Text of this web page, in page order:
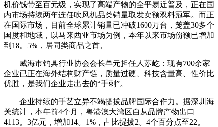
机价钱带至百元级，实现了高端产物的全平易近普及，正在国
内市场持续两年连任吹风机品类销量取发卖额双料冠军。而正
在国际市场，目前全球累计销量已冲破1600万台，笼盖30多个
国度和地域，以马来西亚市场为例，本年以来市场份额已增加
到18。5%，居同类商品之首。
威海市钓具行业协会会长单元担任人苏屹：现有700余家
企业已正在海外结构财产链，质量过硬、科技含量高、性价比
优胜，是我们企业走出去的“手刺”。
企业持续的手艺立异不竭提拔品牌国际合作力。据深圳海
关统计，本年前4个月，粤港澳大湾区自从品牌产物出口
4113。3亿元，增加14。1%，占比提拔2。4个百分点至22。